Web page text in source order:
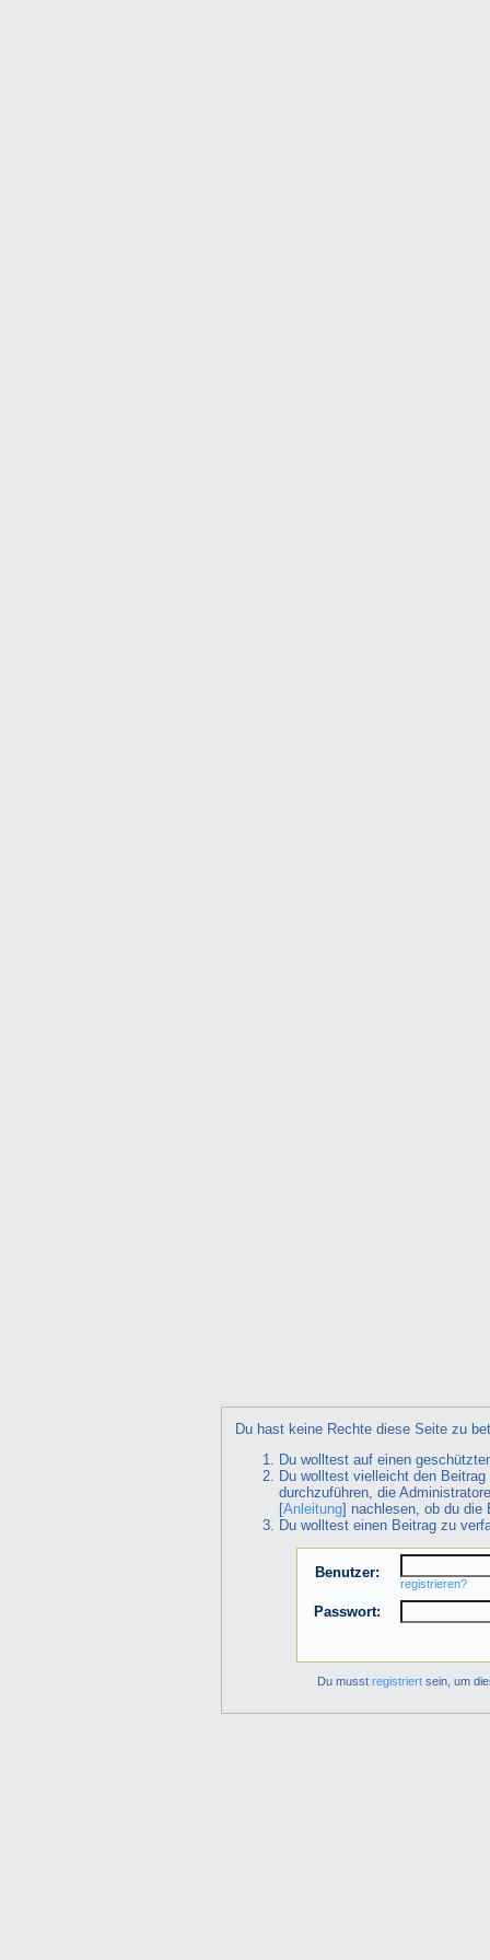
Du hast keine Rechte diese Seite zu
Du wolltest auf einen
Du wolltest vielleicht den
durchzuführen, die
[Anleitung] nachlesen, ob du die
Du wolltest einen Beitrag zu
Benutzer:
registrieren?
Passwort:
Du musstregistriert sein, um